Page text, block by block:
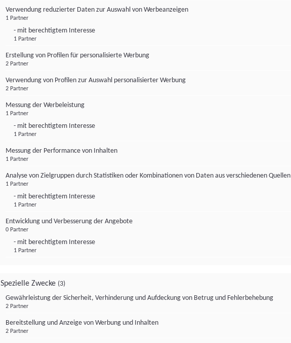
Verwendung reduzierter Daten zur Auswahl von Werbeanzeigen
1 Partner
- mit berechtigtem Interesse
1 Partner
Erstellung von Profilen für personalisierte Werbung
2 Partner
Verwendung von Profilen zur Auswahl personalisierter Werbung
2 Partner
Messung der Werbeleistung
1 Partner
- mit berechtigtem Interesse
1 Partner
Messung der Performance von Inhalten
1 Partner
Analyse von Zielgruppen durch Statistiken oder Kombinationen von Daten aus verschiedenen Quellen
1 Partner
- mit berechtigtem Interesse
1 Partner
Entwicklung und Verbesserung der Angebote
0 Partner
- mit berechtigtem Interesse
1 Partner
Spezielle Zwecke (3)
Gewährleistung der Sicherheit, Verhinderung und Aufdeckung von Betrug und Fehlerbehebung
2 Partner
Bereitstellung und Anzeige von Werbung und Inhalten
2 Partner